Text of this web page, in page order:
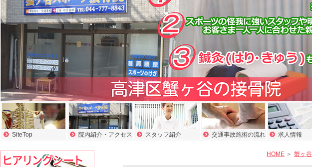
SiteTop 院内紹介・アクセス スタッフ紹介 交通事故施術の流れ 求人情報
HOME 蟹ヶ谷スポー